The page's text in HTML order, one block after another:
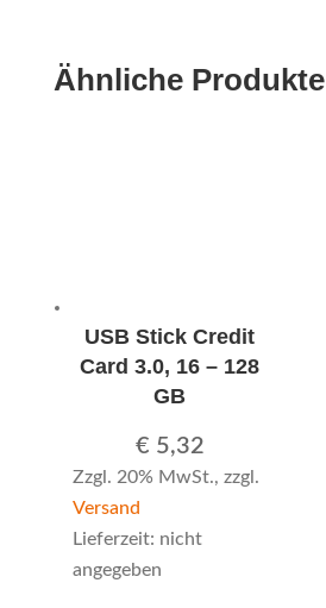
Ähnliche Produkte
USB Stick Credit
Card 3.0, 16 – 128
GB
€ 5,32
Zzgl. 20% MwSt., zzgl.
Versand
Lieferzeit: nicht
angegeben